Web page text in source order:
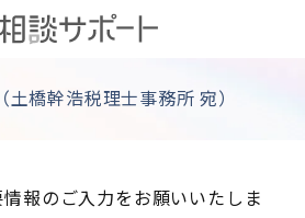
橋幹浩税理士事務所 宛）
報のご入力をお願いいたしま